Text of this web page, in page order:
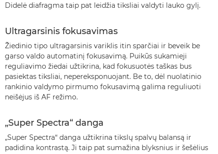
Didelė diafragma taip pat leidžia tiksliai valdyti lauko gylį.
Ultragarsinis fokusavimas
Žiedinio tipo ultragarsinis variklis itin sparčiai ir beveik be
garso valdo automatinį fokusavimą. Puikūs sukamieji
reguliavimo žiedai užtikrina, kad fokusuotės taškas bus
pasiektas tiksliai, nepereksponuojant. Be to, dėl nuolatinio
rankinio valdymo pirmumo fokusavimą galima reguliuoti
neišėjus iš AF režimo.
„Super Spectra“ danga
„Super Spectra“ danga užtikrina tikslų spalvų balansą ir
padidina kontrastą. Ji taip pat sumažina blyksnius ir šešėlius